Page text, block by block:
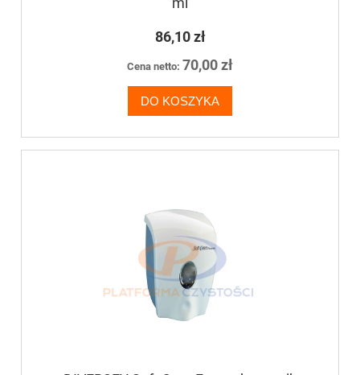
86,10 zł
Cena netto: 70,00 zł
DO KOSZYKA